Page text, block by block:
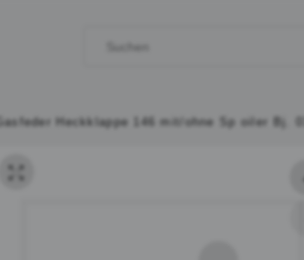
Gasfeder Heckklappe 146 mit/ohne Sp oiler Bj.